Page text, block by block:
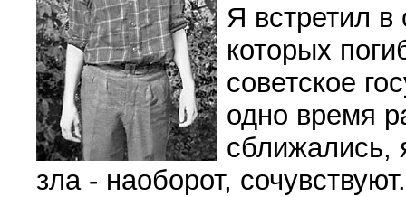
Я встретил
которых
советское
одно время
сближались,
зла - наоборот, сочувствуют.